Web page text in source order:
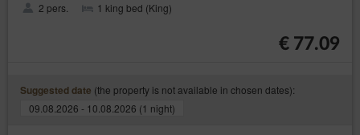
2 pers. 1 king bed (King)
€ 77.09
Suggested date (the property is not available in chosen dates):
09.08.2026 - 10.08.2026 (1 night)